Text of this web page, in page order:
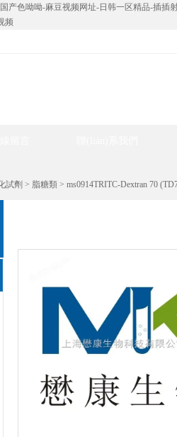
产色呦呦-麻豆视频网址-日韩一区精品-插
频
試劑 > 脂糖類 > ms0914TRITC-Dextran 70